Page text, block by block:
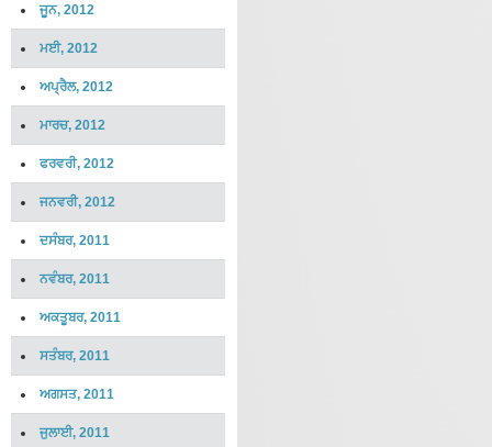
ਜੂਨ, 2012
ਮਈ, 2012
ਅਪ੍ਰੈਲ, 2012
ਮਾਰਚ, 2012
ਫਰਵਰੀ, 2012
ਜਨਵਰੀ, 2012
ਦਸੰਬਰ, 2011
ਨਵੰਬਰ, 2011
ਅਕਤੂਬਰ, 2011
ਸਤੰਬਰ, 2011
ਅਗਸਤ, 2011
ਜੁਲਾਈ, 2011